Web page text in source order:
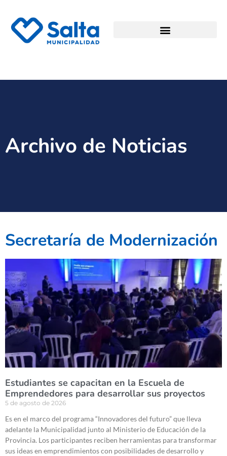
Archivo de Noticias
Secretaría de Modernización
Estudiantes se capacitan en la Escuela de
Emprendedores para desarrollar sus proyectos
5 de agosto de 2026
Es en el marco del programa “Innovadores del futuro” que lleva
adelante la Municipalidad junto al Ministerio de Educación de la
Provincia. Los participantes reciben herramientas para transformar
sus ideas en emprendimientos con posibilidades de desarrollo y